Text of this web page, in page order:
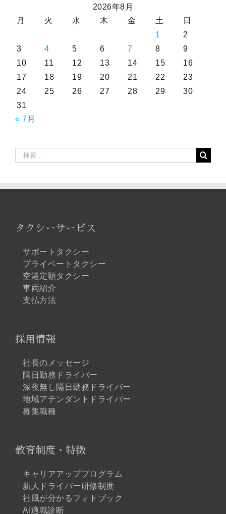
2026年8月
月
火 水 木 金 土
日
1
2
3
4 5 6 7 8
9
10
11 12 13 14 15
16
17
18 19 20 21 22
23
24
25 26 27 28 29
30
31
« 7月
索
タクシーサービス
サポートタクシー
プライベートタクシー
空港定額タクシー
車両紹介
支払方法
採用情報
社長のメッセージ
隔日勤務ドライバー
深夜無し隔日勤務ドライバー
地域アテンダントドライバー
募集職種
教育制度・特徴
キャリアアッププログラム
新人ドライバー研修制度
社風が分かるフォトブック
AI適職診断